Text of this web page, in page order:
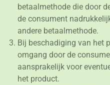
betaalmethode die door
de consument
andere betaalmethode.
Bij beschadiging van het
omgang door de
aansprakelijk voor
het product.